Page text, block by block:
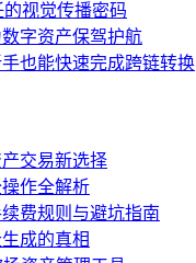
视觉传播密码
字资产保驾护航
也能快速完成跨链转换
交易新选择
作全解析
费规则与避坑指南
成的真相